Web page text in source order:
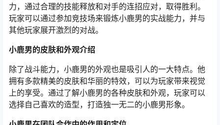
力，通过合理的技能释放和对手的连招应对，取得胜利。
玩家可以通过参加竞技场来锻炼小鹿男的实战能力，并与
其他玩家展开激烈的对战。
小鹿男的皮肤和外观介绍
除了战斗能力，小鹿男的外观也是吸引人的一大特点。他
拥有多款精美的皮肤和华丽的特效，可以为玩家带来视觉
上的享受。通过了解小鹿男的各种皮肤和外观，玩家可以
选择自己喜欢的造型，打造独一无二的小鹿男形象。